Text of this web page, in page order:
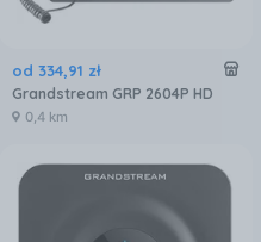
od 334,91 zł
Grandstream GRP 2604P HD
0,4 km